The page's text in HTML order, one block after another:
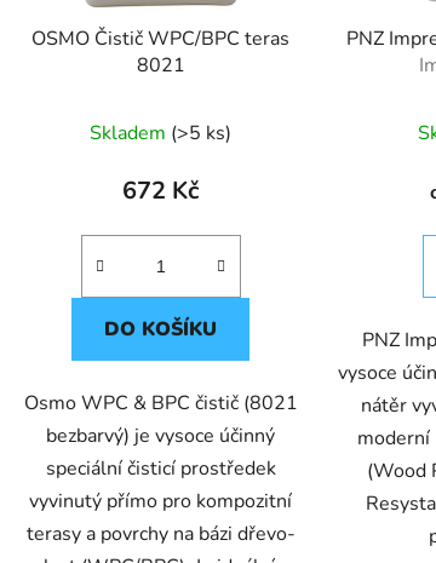
OSMO Čistič WPC/BPC teras
8021
Skladem (>5 ks)
672 Kč
DO KOŠÍKU
Osmo WPC & BPC čistič (8021
bezbarvý) je vysoce účinný
speciální čisticí prostředek
vyvinutý přímo pro kompozitní
terasy a povrchy na bázi dřevo-
PNZ
PNZ
vysoce
nátěr
moderní
(Wood